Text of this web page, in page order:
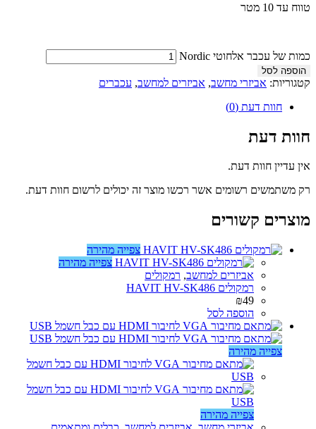
טווח עד 10 מטר
כמות של עכבר אלחוטי Nordic
הוספה לסל
קטגוריות: אביזרי מחשב, אביזרים למחשב, עכברים
חוות דעת (0)
חוות דעת
אין עדיין חוות דעת.
רק משתמשים רשומים אשר רכשו מוצר זה יכולים לרשום חוות דעת.
מוצרים קשורים
צפייה מהירה
צפייה מהירה
אביזרים למחשב, רמקולים
רמקולים HAVIT HV-SK486
₪49
הוספה לסל
צפייה מהירה
צפייה מהירה